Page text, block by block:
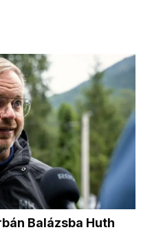
Balázsba Huth